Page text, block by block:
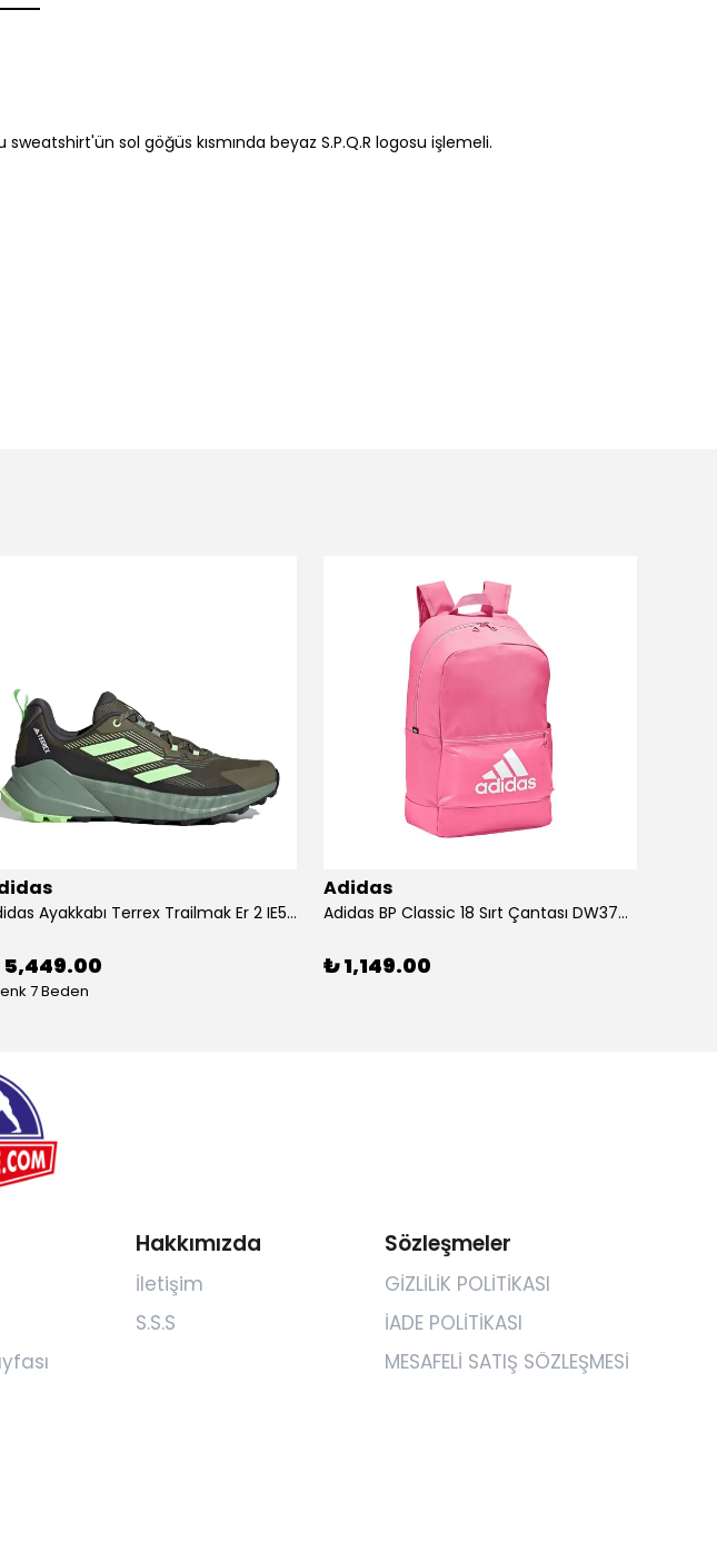
sol göğüs kısmında beyaz S.P.Q.R logosu işlemeli.
Adidas Ayakkabı Terrex Trailmak Er 2 IE5146
7 Beden
Adidas
Adidas BP Classic 18 Sırt Çantası DW3709
₺ 1,149.00
Hakkımızda
İletişim
S.S.S
Sözleşmeler
GİZLİLİK POLİTİKASI
İADE POLİTİKASI
MESAFELİ SATIŞ SÖZLEŞMESİ